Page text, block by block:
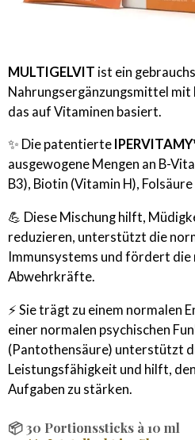
MULTIGELVIT ist ein
Nahrungsergänzungsmittel mit
das auf Vitaminen basiert.
✨ Die patentierte
ausgewogene Mengen an B-
B3), Biotin (Vitamin H),
💪 Diese Mischung hilft,
reduzieren, unterstützt die
Immunsystems und fördert die
Abwehrkräfte.
⚡ Sie trägt zu einem normalen
einer normalen psychischen
(Pantothensäure) unterstützt
Leistungsfähigkeit und hilft,
Aufgaben zu stärken.
📦30 Portionssticks à 10 ml